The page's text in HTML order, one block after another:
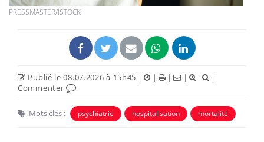
PRESSMASTER/ISTOCK
Publié le 08.07.2026 à 15h45 | | | |
|
Commenter
Mots clés : psychiatrie hospitalisation mortalité